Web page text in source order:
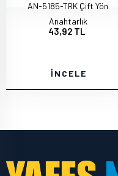
AN-5185-TRK Çift Yön
Anahtarlık
43,92 TL
İNCELE